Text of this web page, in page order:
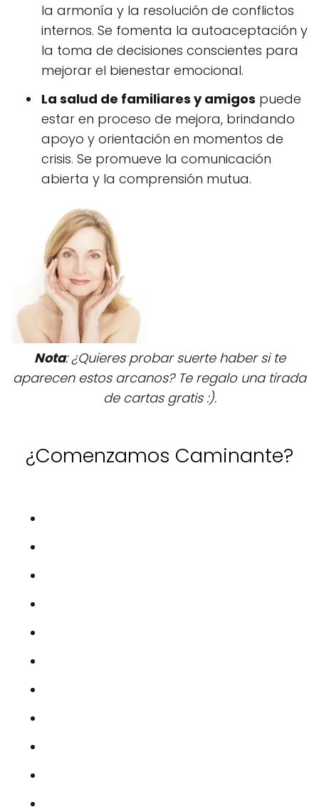
la armonía y la resolución de conflictos
internos. Se fomenta la autoaceptación y
la toma de decisiones conscientes para
mejorar el bienestar emocional.
La salud de familiares y amigos puede
estar en proceso de mejora, brindando
apoyo y orientación en momentos de
crisis. Se promueve la comunicación
abierta y la comprensión mutua.
Nota: ¿Quieres probar suerte haber si te
aparecen estos arcanos? Te regalo una tirada
de cartas gratis :).
¿Comenzamos Caminante?